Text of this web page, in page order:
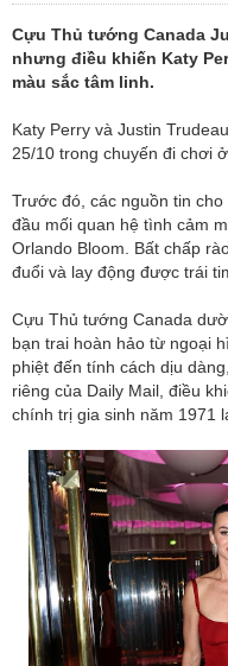
Cựu Thủ tướng Canada
nhưng điều khiến Katy
màu sắc tâm linh.
Katy Perry và Justin
25/10 trong chuyến đi chơi ở
Trước đó, các nguồn tin
đầu mối quan hệ tình cảm
Orlando Bloom. Bất chấp
đuổi và lay động được trái
Cựu Thủ tướng Canada
bạn trai hoàn hảo từ ngoại
phiệt đến tính cách dịu
riêng của Daily Mail, điều
chính trị gia sinh năm 1971